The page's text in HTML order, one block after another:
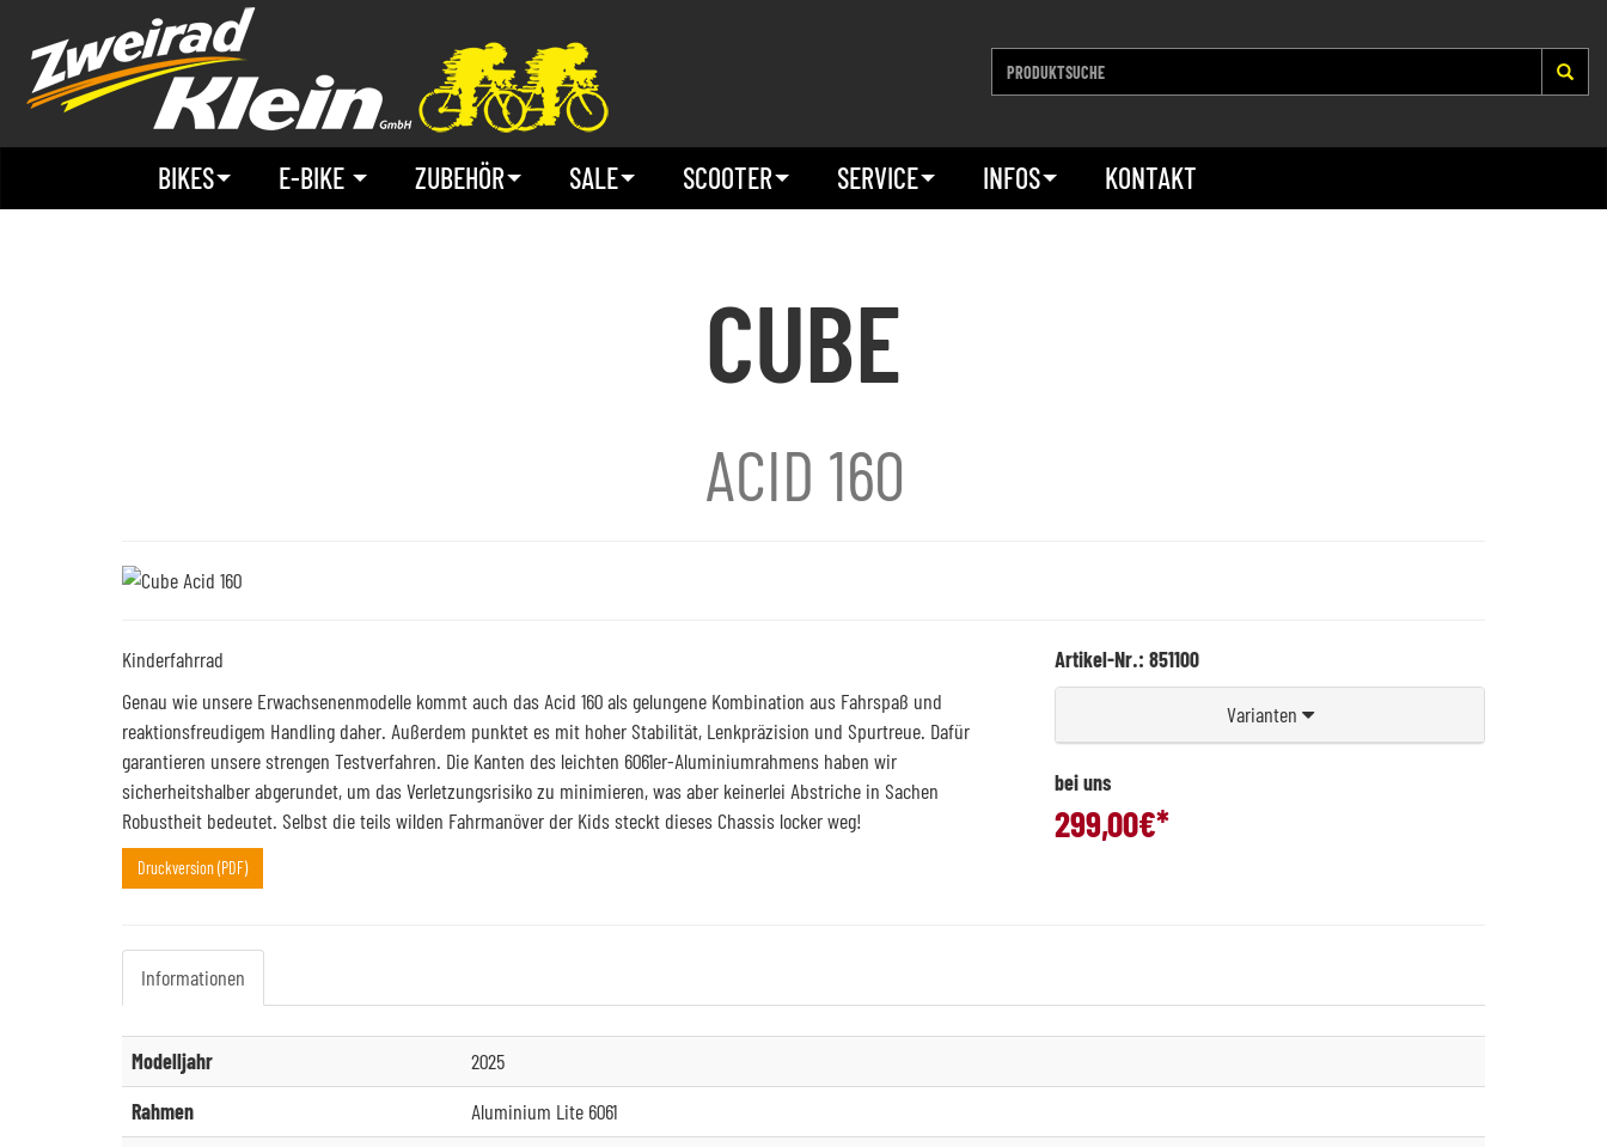
BIKES E-BIKE ZUBEHÖR SALE SCOOTER SERVICE INFOS KONTAKT
CUBE
ACID 160
Kinderfahrrad
Genau wie unsere Erwachsenenmodelle kommt auch das Acid 160 als gelungene Kombination aus Fahrspaß und
reaktionsfreudigem Handling daher. Außerdem punktet es mit hoher Stabilität, Lenkpräzision und Spurtreue. Dafür
garantieren unsere strengen Testverfahren. Die Kanten des leichten 6061er-Aluminiumrahmens haben wir
sicherheitshalber abgerundet, um das Verletzungsrisiko zu minimieren, was aber keinerlei Abstriche in Sachen
Robustheit bedeutet. Selbst die teils wilden Fahrmanöver der Kids steckt dieses Chassis locker weg!
Druckversion (PDF)
Artikel-Nr.: 851100
Varianten
bei uns
299,00€*
Informationen
Modelljahr
2025
Rahmen
Aluminium Lite 6061